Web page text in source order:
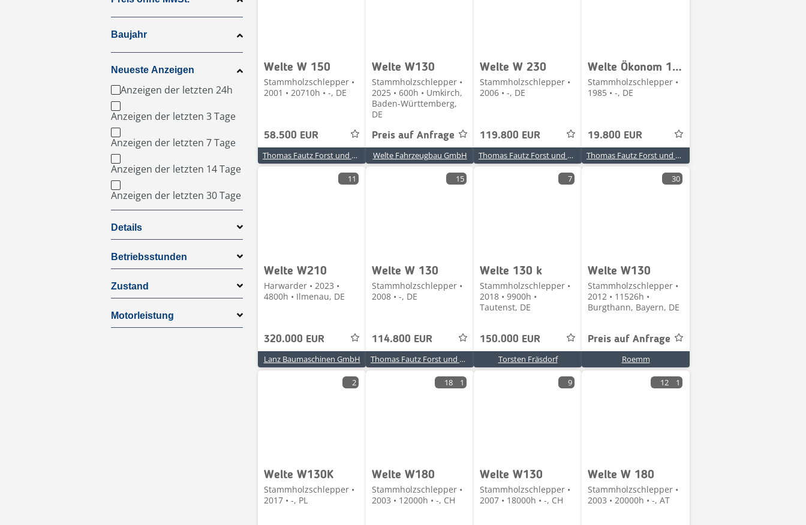
Baujahr
Neueste Anzeigen
Anzeigen der letzten 24h
Anzeigen der letzten 3 Tage
Anzeigen der letzten 7 Tage
Anzeigen der letzten 14 Tage
Anzeigen der letzten 30 Tage
Details
Betriebsstunden
Zustand
Motorleistung
Welte W 150
Stammholzschlepper •
2001 • 20710h • -, DE
58.500 EUR
Thomas Fautz Forst und Baumaschinenhandel
Welte W130
Stammholzschlepper •
2025 • 600h • Umkirch,
Baden-Württemberg,
DE
Preis auf Anfrage
Welte Fahrzeugbau GmbH
Welte W 230
Stammholzschlepper •
2006 • -, DE
119.800 EUR
Thomas Fautz Forst und Baumaschinenhandel
Welte Ökonom 115 / 5L
Stammholzschlepper •
1985 • -, DE
19.800 EUR
Thomas Fautz Forst und Baumaschinenhandel
11
Welte W210
Harwarder • 2023 •
4800h • Ilmenau, DE
320.000 EUR
Lanz Baumaschinen GmbH
15
Welte W 130
Stammholzschlepper •
2008 • -, DE
114.800 EUR
Thomas Fautz Forst und Baumaschinenhandel
7
Welte 130 k
Stammholzschlepper •
2018 • 9900h •
Tautenst, DE
150.000 EUR
Torsten Fräsdorf
30
Welte W130
Stammholzschlepper •
2012 • 11526h •
Burgthann, Bayern, DE
Preis auf Anfrage
Roemm
2
Welte W130K
Stammholzschlepper •
2017 • -, PL
18 1
Welte W180
Stammholzschlepper •
2003 • 12000h • -, CH
9
Welte W130
Stammholzschlepper •
2007 • 18000h • -, CH
12 1
Welte W 180
Stammholzschlepper •
2003 • 20000h • -, AT